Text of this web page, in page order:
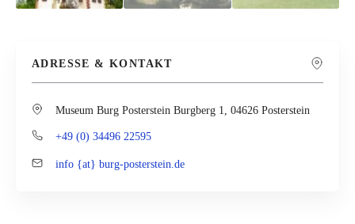
ADRESSE & KONTAKT
Museum Burg Posterstein Burgberg 1, 04626 Posterstein
+49 (0) 34496 22595
info {at} burg-posterstein.de